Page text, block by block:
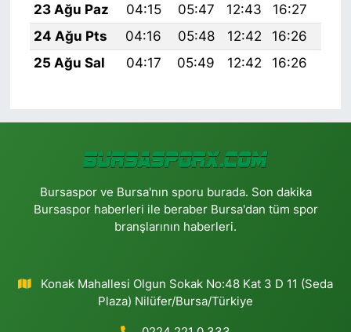
23 Ağu Paz
04:15 05:47 12:43 16:27
24 Ağu Pts
04:16 05:48 12:42 16:26
25 Ağu Sal
04:17 05:49 12:42 16:26
Bursaspor ve Bursa'nın sporu burada. Son dakika
Bursaspor haberleri ile beraber Bursa'dan tüm spor
branşlarının haberleri.
Konak Mahallesi Olgun Sokak No:48 Kat 3 D 11 (Seda
Plaza) Nilüfer/Bursa/Türkiye